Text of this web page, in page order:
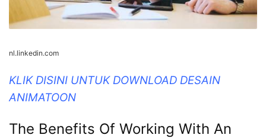
nl.linkedin.com
KLIK DISINI UNTUK DOWNLOAD DESAIN
ANIMATOON
The Benefits Of Working With An